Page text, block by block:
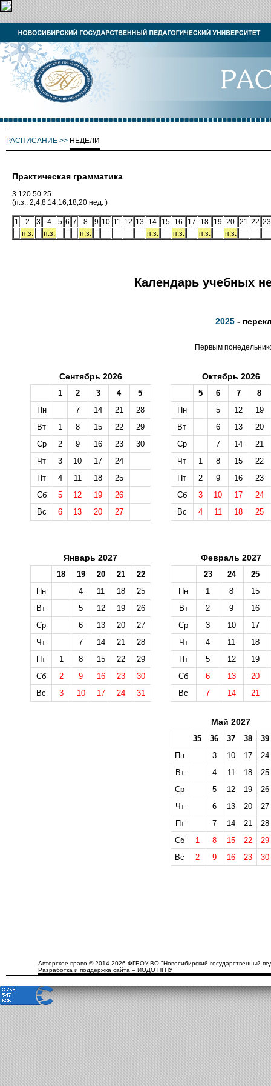
РАСПИСАНИЕ >> НЕДЕЛИ
Практическая грамматика
3.120.50.25
(п.з.: 2,4,8,14,16,18,20 нед. )
1 2 3 4 5 6 7 8 9 10 11 12 13 14 15 16 17 18 19 20 21 22 23
п.з.
п.з. п.з. п.з. п.з. п.з. п.з.
Календарь учебных
2025 -
Первым
Сентябрь 2026
1 2 3 4
5
Пн
7 14 21
28
Вт
1 8 15 22
29
Ср
2 9 16 23
30
Чт
3 10 17
24
Пт
4 11 18
25
Сб
5 12 19
26
Вс
6 13 20 27
Октябрь 2026
5 6 7
8
Пн
5 12
19
Вт
6 13
20
Ср
7 14
21
Чт
1 8 15
22
Пт
2 9 16
23
Сб
3 10 17
24
Вс
4 11 18 25
Январь 2027
18 19 20 21
22
Пн
4 11 18
25
Вт
5 12 19
26
Ср
6 13 20
27
Чт
7 14 21
28
Пт
1 8 15 22
29
Сб
2 9 16 23
30
Вс
3 10 17 24 31
Февраль 2027
23 24
25
Пн
1 8
15
Вт
2 9
16
Ср
3 10
17
Чт
4 11
18
Пт
5 12
19
Сб
6 13
20
Вс
7 14 21
Май 2027
35 36 37 38
39
Пн
3 10 17
24
Вт
4 11 18
25
Ср
5 12 19
26
Чт
6 13 20
27
Пт
7 14 21
28
Сб
1 8 15 22
29
Вс
2 9 16 23 30
Авторское право © 2014-2026 ФГБОУ ВО "Новосибирский государственный
Разработка и поддержка сайта – ИОДО НГПУ